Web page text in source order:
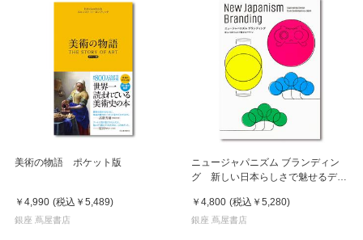
美術の物語 ポケット版
￥4,990 (税込 ￥5,489)
銀座 蔦屋書店
ニュージャパニズム ブランディン
グ 新しい日本らしさで魅せるデザ
￥4,800 (税込 ￥5,280)
銀座 蔦屋書店